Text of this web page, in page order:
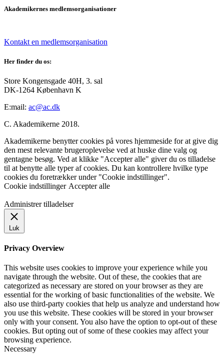
Akademikernes medlemsorganisationer
Kontakt en medlemsorganisation
Her finder du os:
Store Kongensgade 40H, 3. sal
DK-1264 København K
E:mail: ac@ac.dk
C. Akademikerne 2018.
Akademikerne benytter cookies på vores hjemmeside for at give dig
den mest relevante brugeroplevelse ved at huske dine valg og
gentagne besøg. Ved at klikke "Accepter alle" giver du os tilladelse
til at benytte alle typer af cookies. Du kan kontrollere hvilke type
cookies du foretrækker under "Cookie indstillinger".
Cookie indstillinger Accepter alle
Administrer tilladelser
Luk
Privacy Overview
This website uses cookies to improve your experience while you
navigate through the website. Out of these, the cookies that are
categorized as necessary are stored on your browser as they are
essential for the working of basic functionalities of the website. We
also use third-party cookies that help us analyze and understand how
you use this website. These cookies will be stored in your browser
only with your consent. You also have the option to opt-out of these
cookies. But opting out of some of these cookies may affect your
browsing experience.
Necessary